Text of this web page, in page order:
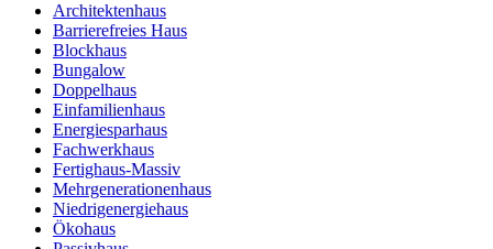
Architektenhaus
Barrierefreies Haus
Blockhaus
Bungalow
Doppelhaus
Einfamilienhaus
Energiesparhaus
Fachwerkhaus
Fertighaus-Massiv
Mehrgenerationenhaus
Niedrigenergiehaus
Ökohaus